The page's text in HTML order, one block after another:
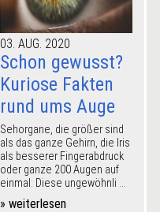
03. AUG. 2020
Schon gewusst?
Kuriose Fakten
rund ums Auge
Sehorgane, die größer sind
als das ganze Gehirn, die Iris
als besserer Fingerabdruck
oder ganze 200 Augen auf
einmal: Diese ungewöhnli ...
» weiterlesen